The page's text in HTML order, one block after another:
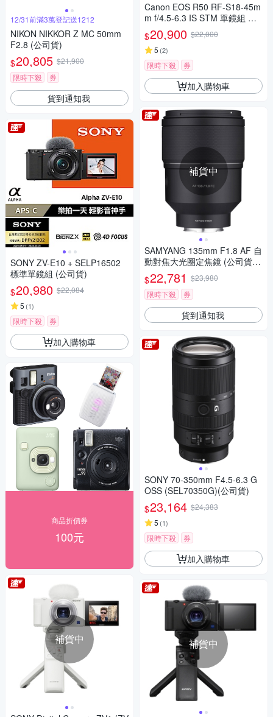
12/31前滿3萬登記送1212
NIKON NIKKOR Z MC 50mm
F2.8 (公司貨)
$20,805 $21,900
限時下殺
券
貨到通知我
SONY ZV-E10 + SELP16502
標準單鏡組 (公司貨)
$20,980 $22,084
5 (1)
限時下殺 券
加入購物車
商品折價券
100元
補貨中
Canon EOS R50 RF-S18-45m
m f/4.5-6.3 IS STM 單鏡組 公
司貨
$20,900 $22,000
5 (2)
限時下殺 券
加入購物車
補貨中
SAMYANG 135mm F1.8 AF 自
動對焦大光圈定焦鏡 (公司貨 S
ONY FE接環)
$22,781 $23,980
限時下殺
券
貨到通知我
SONY 70-350mm F4.5-6.3 G
OSS (SEL70350G)(公司貨)
$23,164 $24,383
5 (1)
限時下殺 券
加入購物車
補貨中